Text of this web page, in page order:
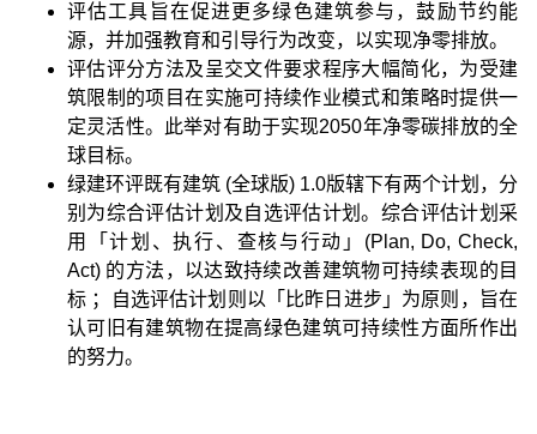
评估工具旨在促进更多绿色建筑参与，鼓励节约能
源，并加强教育和引导行为改变，以实现净零排放。
评估评分方法及呈交文件要求程序大幅简化，为受建
筑限制的项目在实施可持续作业模式和策略时提供一
定灵活性。此举对有助于实现2050年净零碳排放的全
球目标。
绿建环评既有建筑 (全球版) 1.0版辖下有两个计划，分
别为综合评估计划及自选评估计划。综合评估计划采
用「计划、执行、查核与行动」(Plan, Do, Check,
Act) 的方法，以达致持续改善建筑物可持续表现的目
标 ；自选评估计划则以「比昨日进步」为原则，旨在
认可旧有建筑物在提高绿色建筑可持续性方面所作出
的努力。